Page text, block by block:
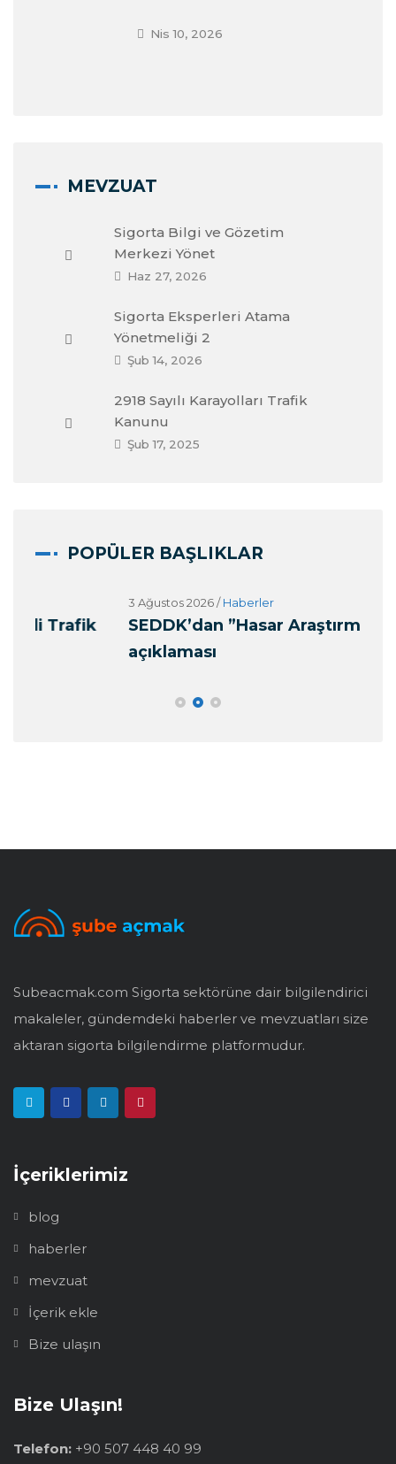
Nis 10, 2026
MEVZUAT
Sigorta Bilgi ve Gözetim
Merkezi Yönet
Haz 27, 2026
Sigorta Eksperleri Atama
Yönetmeliği 2
Şub 14, 2026
2918 Sayılı Karayolları Trafik
Kanunu
Şub 17, 2025
POPÜLER BAŞLIKLAR
/Haberler
SEDDK’dan ”Hasar Araştırmacıları”
Subeacmak.com Sigorta sektörüne dair bilgilendirici
makaleler, gündemdeki haberler ve mevzuatları size
aktaran sigorta bilgilendirme platformudur.
İçeriklerimiz
blog
haberler
mevzuat
İçerik ekle
Bize ulaşın
Bize Ulaşın!
Telefon: +90 507 448 40 99